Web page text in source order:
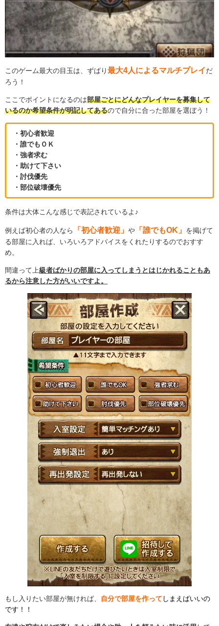
このゲーム最大の目玉は、ずばり最大4人によるマルチプレイだ
ろう！
ここでポイントになるのは部屋ごとにどんなプレイヤーを募集して
いるのか希望条件が明記してあるので自分に合った部屋を選ぼう！
・初心者歓迎
・誰でもＯＫ
・強者求む
・助けて下さい
・討伐優先
・部位破壊優先
条件は大体こんな感じで表記されているよ♪
例えば初心者の人なら 「初心者歓迎」 や 「誰でもOK」 を掲げて
る部屋に入れば、いろいろアドバイスをくれたりするのでおすす
め。
間違って上級者ばかりの部屋に入ってしまうとはじかれることもあ
るから注意した方がいいですよ。
もし入りたい部屋が無ければ、 自分で部屋を作って しまえばいいの
です！！